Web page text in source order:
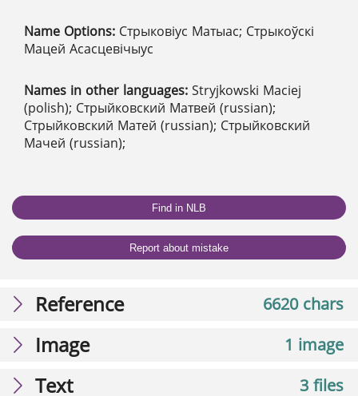
Name Options: Стрыковіус Матыас; Стрыкоўскі
Мацей Асасцевічыус
Names in other languages: Stryjkowski Maciej
(polish); Стрыйковский Матвей (russian);
Стрыйковский Матей (russian); Стрыйковский
Мачей (russian);
Find in NLB
Report about mistake
6620 chars
Reference
1 image
Image
3 files
Text